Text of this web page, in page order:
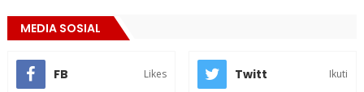
MEDIA SOSIAL
FB Likes Twitt Ikuti